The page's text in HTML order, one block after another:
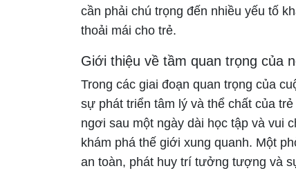
cần phải chú trọng đến nhiều yếu tố
thoải mái cho trẻ.
Giới thiệu về tầm quan trọng của
Trong các giai đoạn quan trọng của
sự phát triển tâm lý và thể chất của
ngơi sau một ngày dài học tập và vui
khám phá thế giới xung quanh. Một
an toàn, phát huy trí tưởng tượng và